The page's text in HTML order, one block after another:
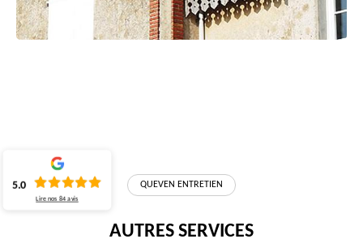
QUEVEN ENTRETIEN
AUTRES SERVICES
5.0
Lire nos84 avis